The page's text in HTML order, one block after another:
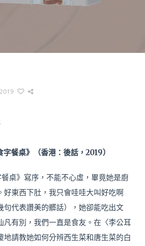
餐桌》（香港：後話，2019）
桌》寫序，不能不心虛，畢竟她是廚
好東西下肚，我只會哇哇大叫好吃啊
句代表讚美的髒話），她卻能吃出文
凡有別，我們一直是食友。在〈李公耳
地請教她如何分辨西生菜和唐生菜的白